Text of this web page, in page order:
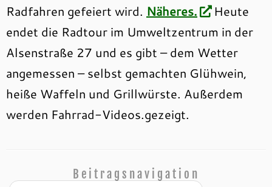
Radfahren gefeiert wird. Näheres.
Heute
endet die Radtour im Umweltzentrum in der
Alsenstraße 27 und es gibt – dem Wetter
angemessen – selbst gemachten Glühwein,
heiße Waffeln und Grillwürste. Außerdem
werden Fahrrad-Videos.gezeigt.
Beitragsnavigation